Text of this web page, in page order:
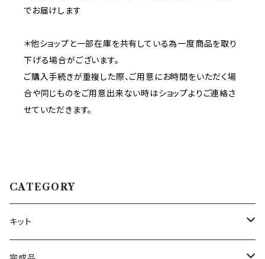
でお届けします
＊他ショップと一部在庫を共有している為一度商品を取り
下げる場合がございます。
ご購入手続きが重複した際、ご用意にお時間をいただく場
合や同じものをご用意出来ない時はショップよりご連絡さ
せていただきます。
CATEGORY
キット